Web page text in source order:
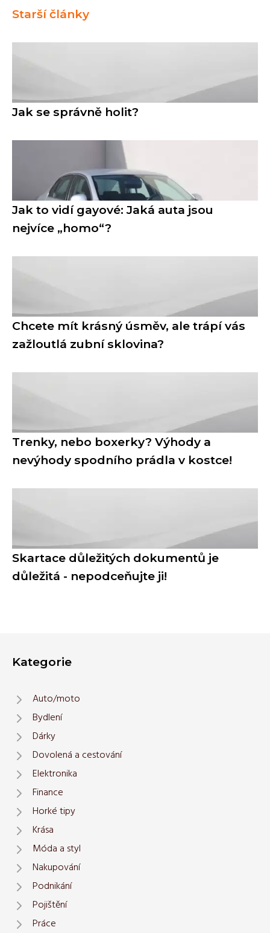
Starší články
Jak se správně holit?
Jak to vidí gayové: Jaká auta jsou
nejvíce „homo“?
Chcete mít krásný úsměv, ale trápí vás
zažloutlá zubní sklovina?
Trenky, nebo boxerky? Výhody a
nevýhody spodního prádla v kostce!
Skartace důležitých dokumentů je
důležitá - nepodceňujte ji!
Kategorie
Auto/moto
Bydlení
Dárky
Dovolená a cestování
Elektronika
Finance
Horké tipy
Krása
Móda a styl
Nakupování
Podnikání
Pojištění
Práce